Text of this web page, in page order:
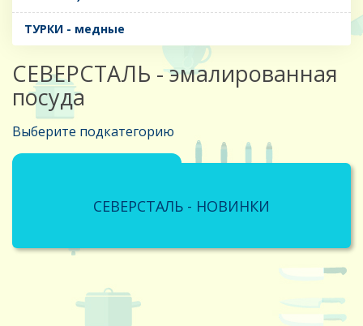
ТУРКИ - медные
CЕВЕРСТАЛЬ - эмалированная
посуда
Выберите подкатегорию
CЕВЕРСТАЛЬ - НОВИНКИ